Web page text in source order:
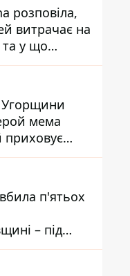
розповіла,
витрачає на
та у що
мема
приховує
народне
п'ятьох
– під
п'ять